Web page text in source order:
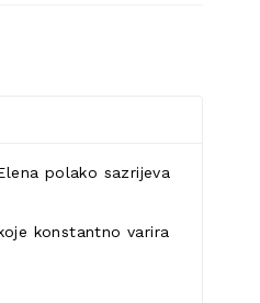
polako sazrijeva
konstantno varira